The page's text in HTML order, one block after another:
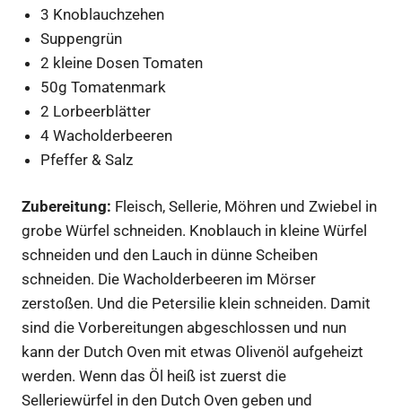
3 Knoblauchzehen
Suppengrün
2 kleine Dosen Tomaten
50g Tomatenmark
2 Lorbeerblätter
4 Wacholderbeeren
Pfeffer & Salz
Zubereitung: Fleisch, Sellerie, Möhren und Zwiebel in
grobe Würfel schneiden. Knoblauch in kleine Würfel
schneiden und den Lauch in dünne Scheiben
schneiden. Die Wacholderbeeren im Mörser
zerstoßen. Und die Petersilie klein schneiden. Damit
sind die Vorbereitungen abgeschlossen und nun
kann der Dutch Oven mit etwas Olivenöl aufgeheizt
werden. Wenn das Öl heiß ist zuerst die
Selleriewürfel in den Dutch Oven geben und